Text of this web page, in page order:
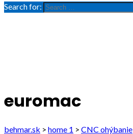
Search for:
euromac
behmar.sk > home 1 > CNC ohýbanie